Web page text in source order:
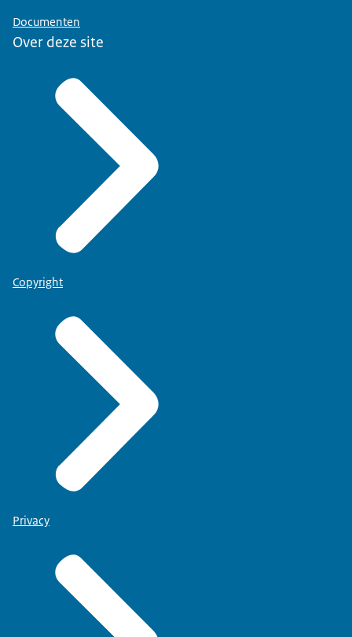
Documenten
Over deze site
Copyright
Privacy